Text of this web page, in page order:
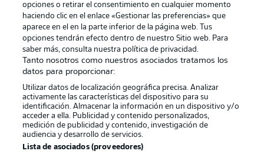
Jugadores Condiciones de uso
Sello Editorial Contacto
© 2026 Bundesliga-Gruppe GmbH
opciones o retirar el consentimiento en cualquier momento
haciendo clic en el enlace «Gestionar las preferencias» que
aparece en el en la parte inferior de la página web. Tus
opciones tendrán efecto dentro de nuestro Sitio web. Para
saber más, consulta nuestra política de privacidad.
Tanto nosotros como nuestros asociados tratamos los
datos para proporcionar:
Utilizar datos de localización geográfica precisa. Analizar
activamente las características del dispositivo para su
identificación. Almacenar la información en un dispositivo y/o
acceder a ella. Publicidad y contenido personalizados,
medición de publicidad y contenido, investigación de
audiencia y desarrollo de servicios.
Lista de asociados (proveedores)